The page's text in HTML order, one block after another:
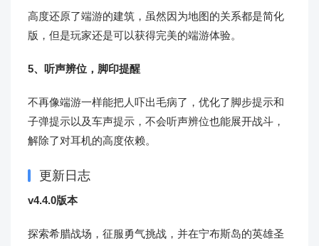
高度还原了端游的建筑，虽然因为地图的关系都是简化
版，但是玩家还是可以获得完美的端游体验。
5、听声辨位，脚印提醒
不再像端游一样能把人吓出毛病了，优化了脚步提示和
子弹提示以及车声提示，不会听声辨位也能展开战斗，
解除了对耳机的高度依赖。
更新日志
v4.4.0版本
探索希腊战场，征服勇气挑战，并在宁布斯岛的英雄圣